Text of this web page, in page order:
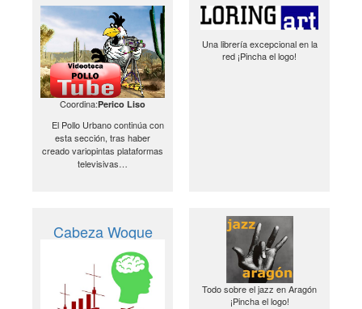
Coordina:Perico Liso
El Pollo Urbano continúa con
esta sección, tras haber
creado variopintas plataformas
televisivas…
Una librería excepcional en la
red ¡Pincha el logo!
Cabeza Woque
Todo sobre el jazz en Aragón
¡Pincha el logo!